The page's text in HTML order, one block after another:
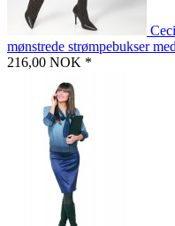
mønstrede strømpebukser
216,00 NOK *